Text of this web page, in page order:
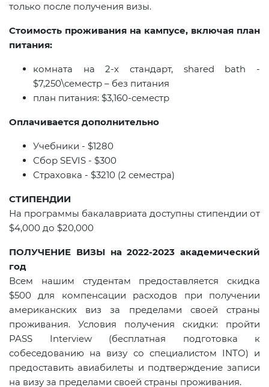
только после получения визы.
Стоимость проживания на кампусе, включая план
питания:
комната на 2-х стандарт, shared bath -
$7,250\семестр – без питания
план питания: $3,160-семестр
Оплачивается дополнительно
Учебники - $1280
Сбор SEVIS - $300
Страховка - $3210 (2 семестра)
СТИПЕНДИИ
На программы бакалавриата доступны стипендии от
$4,000 до $20,000
ПОЛУЧЕНИЕ ВИЗЫ на 2022-2023 академический
год
Всем нашим студентам предоставляется скидка
$500 для компенсации расходов при получении
американских виз за пределами своей страны
проживания. Условия получения скидки: пройти
PASS Interview (бесплатная подготовка к
собеседованию на визу со специалистом INTO) и
предоставить авиабилеты и подтверждение записи
на визу за пределами своей страны проживания.